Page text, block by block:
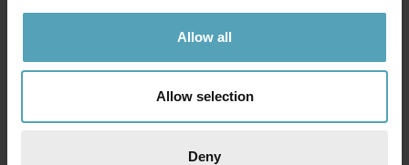
Allow all
Allow selection
Deny